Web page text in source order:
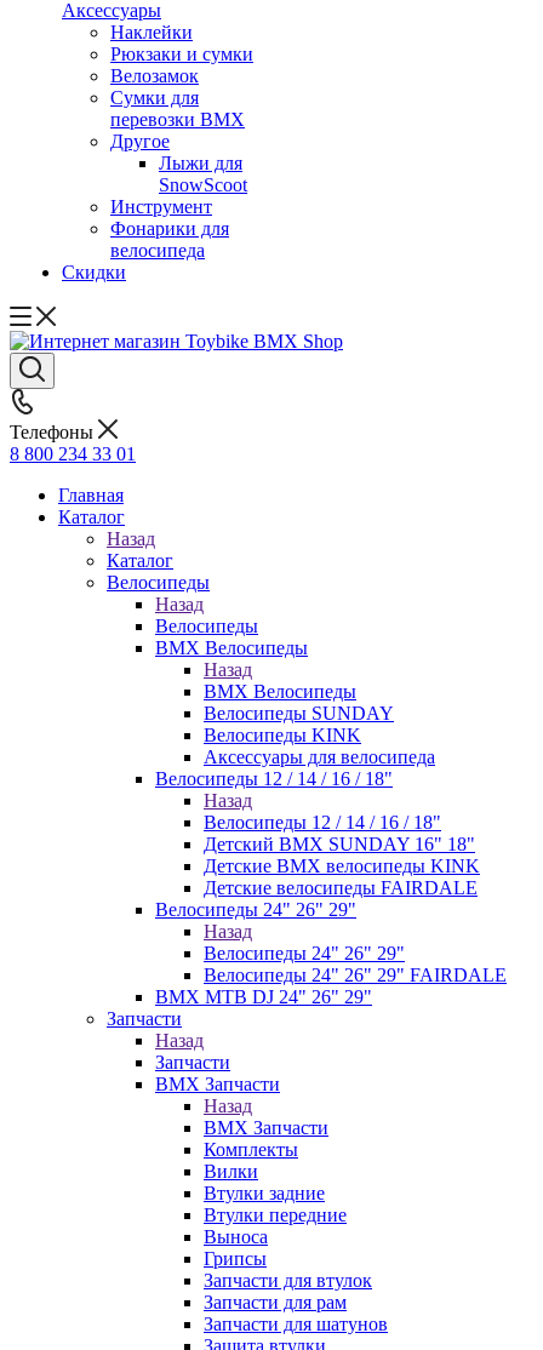
Аксессуары
Наклейки
Рюкзаки и сумки
Велозамок
Сумки для
перевозки BMX
Другое
Лыжи для
SnowScoot
Инструмент
Фонарики для
велосипеда
Скидки
Телефоны
8 800 234 33 01
Главная
Каталог
Назад
Каталог
Велосипеды
Назад
Велосипеды
BMX Велосипеды
Назад
BMX Велосипеды
Велосипеды SUNDAY
Велосипеды KINK
Аксессуары для велосипеда
Велосипеды 12 / 14 / 16 / 18"
Назад
Велосипеды 12 / 14 / 16 / 18"
Детский BMX SUNDAY 16" 18"
Детские BMX велосипеды KINK
Детские велосипеды FAIRDALE
Велосипеды 24" 26" 29"
Назад
Велосипеды 24" 26" 29"
Велосипеды 24" 26" 29" FAIRDALE
BMX MTB DJ 24" 26" 29"
Запчасти
Назад
Запчасти
BMX Запчасти
Назад
BMX Запчасти
Комплекты
Вилки
Втулки задние
Втулки передние
Выноса
Грипсы
Запчасти для втулок
Запчасти для рам
Запчасти для шатунов
Защита втулки